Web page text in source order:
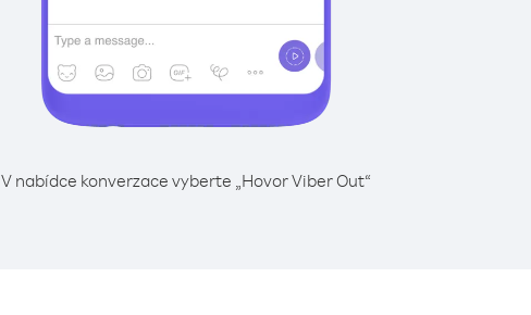
V nabídce konverzace vyberte „Hovor Viber Out“